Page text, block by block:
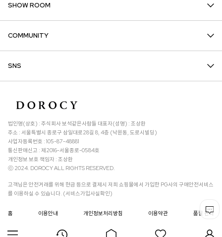
SHOW ROOM
COMMUNITY
SNS
법인명(상호) : 주식회사 보석같은사람들 대표자(성명) : 조상환
주소 : 서울특별시 종로구 삼일대로28길 8, 4층 (낙원동, 도로시빌딩)
사업자등록번호 : 105-87-48881
통신판매신고 : 제2016-서울종로-0584호
개인정보 보호 책임자 : 조상환
ⓒ 2024. DOROCY ALL RIGHTS RESERVED.
고객님은 안전거래를 위해 현금 등으로 결제시 저희 쇼핑몰에서 가입한 PG사의 구매안전서비스
를 이용하실 수 있습니다. (서비스가입사실확인)
홈 이용안내 개인정보처리방침 이용약관 품질 관리